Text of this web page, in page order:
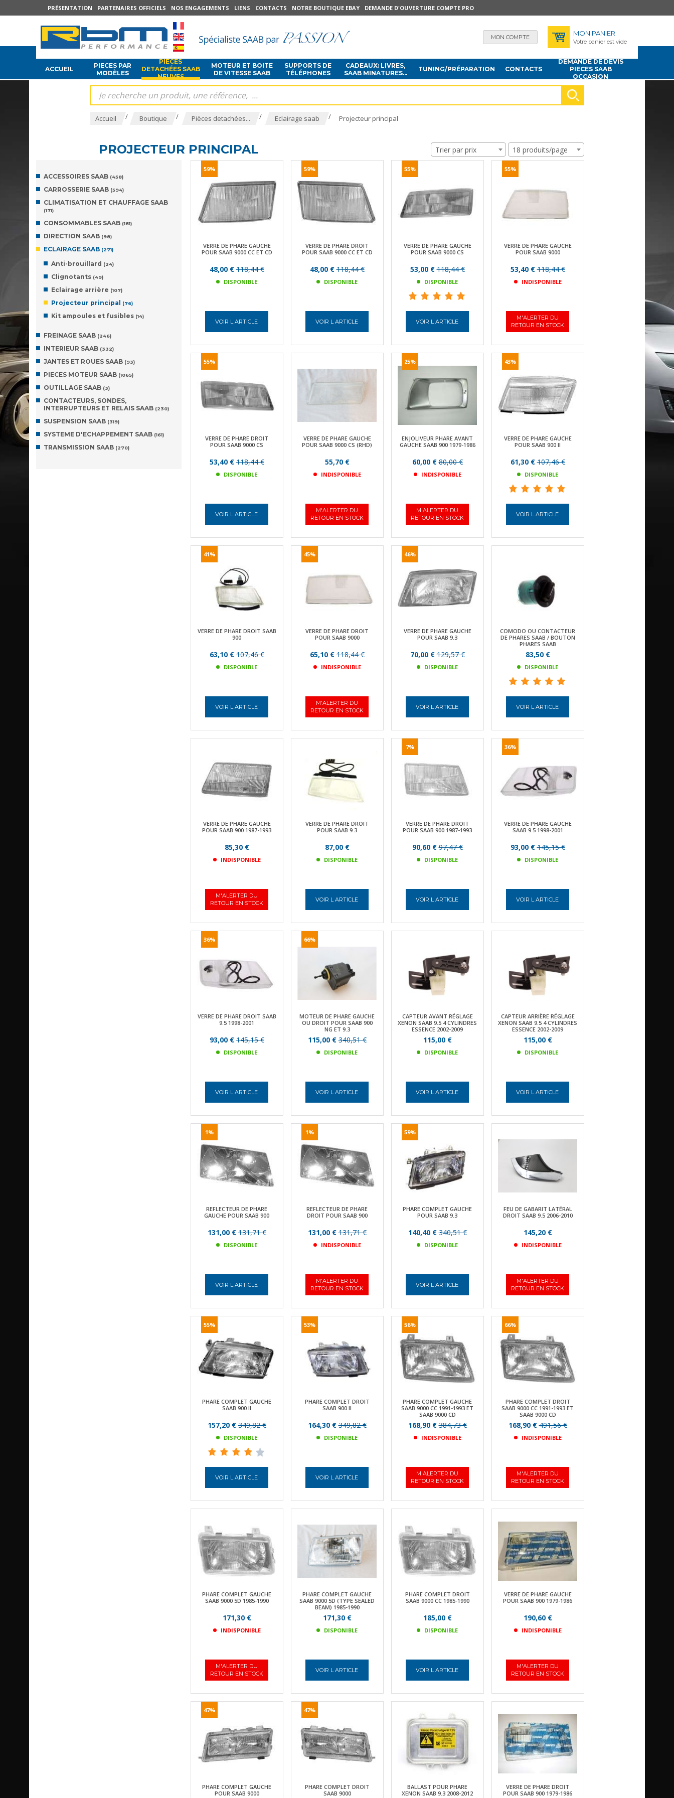
PRÉSENTATION PARTENAIRES OFFICIELS NOS ENGAGEMENTS LIENS CONTACTS NOTRE BOUTIQUE EBAY DEMANDE D'OUVERTURE COMPTE PRO
MON COMPTE MON PANIER
Votre panier est vide
ACCUEIL
PIECES PAR
MODÈLES
PIÈCES
DETACHÉES SAAB
NEUVES
MOTEUR ET BOITE
DE VITESSE SAAB
SUPPORTS DE
TÉLÉPHONES
CADEAUX: LIVRES,
SAAB MINATURES...
TUNING/PRÉPARATION CONTACTS
DEMANDE DE DEVIS
PIECES SAAB
OCCASION
Accueil / Boutique / Pièces detachées... / Eclairage saab / Projecteur principal
PROJECTEUR PRINCIPAL Trier par prix 18 produits/page
ACCESSOIRES SAAB (458)
CARROSSERIE SAAB (594)
CLIMATISATION ET CHAUFFAGE SAAB
(171)
CONSOMMABLES SAAB (181)
DIRECTION SAAB (98)
ECLAIRAGE SAAB (271)
Anti-brouillard (24)
Clignotants (49)
Eclairage arrière (107)
Projecteur principal (76)
Kit ampoules et fusibles (14)
FREINAGE SAAB (246)
INTERIEUR SAAB (332)
JANTES ET ROUES SAAB (93)
PIECES MOTEUR SAAB (1065)
OUTILLAGE SAAB (3)
CONTACTEURS, SONDES,
INTERRUPTEURS ET RELAIS SAAB (230)
SUSPENSION SAAB (319)
SYSTEME D'ECHAPPEMENT SAAB (161)
TRANSMISSION SAAB (270)
59%
VERRE DE PHARE GAUCHE
POUR SAAB 9000 CC ET CD
48,00 €118,44 €
DISPONIBLE
VOIR L ARTICLE
59%
VERRE DE PHARE DROIT
POUR SAAB 9000 CC ET CD
48,00 €118,44 €
DISPONIBLE
VOIR L ARTICLE
55%
VERRE DE PHARE GAUCHE
POUR SAAB 9000 CS
53,00 €118,44 €
DISPONIBLE
VOIR L ARTICLE
55%
VERRE DE PHARE GAUCHE
POUR SAAB 9000
53,40 €118,44 €
INDISPONIBLE
M'ALERTER DU
RETOUR EN STOCK
55%
VERRE DE PHARE DROIT
POUR SAAB 9000 CS
53,40 €118,44 €
DISPONIBLE
VOIR L ARTICLE
VERRE DE PHARE GAUCHE
POUR SAAB 9000 CS (RHD)
55,70 €
INDISPONIBLE
M'ALERTER DU
RETOUR EN STOCK
25%
ENJOLIVEUR PHARE AVANT
GAUCHE SAAB 900 1979-1986
60,00 €80,00 €
INDISPONIBLE
M'ALERTER DU
RETOUR EN STOCK
43%
VERRE DE PHARE GAUCHE
POUR SAAB 900 II
61,30 €107,46 €
DISPONIBLE
VOIR L ARTICLE
41%
VERRE DE PHARE DROIT SAAB
900
63,10 €107,46 €
DISPONIBLE
VOIR L ARTICLE
45%
VERRE DE PHARE DROIT
POUR SAAB 9000
65,10 €118,44 €
INDISPONIBLE
M'ALERTER DU
RETOUR EN STOCK
46%
VERRE DE PHARE GAUCHE
POUR SAAB 9.3
70,00 €129,57 €
DISPONIBLE
VOIR L ARTICLE
COMODO OU CONTACTEUR
DE PHARES SAAB / BOUTON
PHARES SAAB
83,50 €
DISPONIBLE
VOIR L ARTICLE
VERRE DE PHARE GAUCHE
POUR SAAB 900 1987-1993
85,30 €
INDISPONIBLE
M'ALERTER DU
RETOUR EN STOCK
VERRE DE PHARE DROIT
POUR SAAB 9.3
87,00 €
DISPONIBLE
VOIR L ARTICLE
7%
VERRE DE PHARE DROIT
POUR SAAB 900 1987-1993
90,60 €97,47 €
DISPONIBLE
VOIR L ARTICLE
36%
VERRE DE PHARE GAUCHE
SAAB 9.5 1998-2001
93,00 €145,15 €
DISPONIBLE
VOIR L ARTICLE
36%
VERRE DE PHARE DROIT SAAB
9.5 1998-2001
93,00 €145,15 €
DISPONIBLE
VOIR L ARTICLE
66%
MOTEUR DE PHARE GAUCHE
OU DROIT POUR SAAB 900
NG ET 9.3
115,00 €340,51 €
DISPONIBLE
VOIR L ARTICLE
CAPTEUR AVANT RÉGLAGE
XENON SAAB 9.5 4 CYLINDRES
ESSENCE 2002-2009
115,00 €
DISPONIBLE
VOIR L ARTICLE
CAPTEUR ARRIÈRE RÉGLAGE
XENON SAAB 9.5 4 CYLINDRES
ESSENCE 2002-2009
115,00 €
DISPONIBLE
VOIR L ARTICLE
1%
REFLECTEUR DE PHARE
GAUCHE POUR SAAB 900
131,00 €131,71 €
DISPONIBLE
VOIR L ARTICLE
1%
REFLECTEUR DE PHARE
DROIT POUR SAAB 900
131,00 €131,71 €
INDISPONIBLE
M'ALERTER DU
RETOUR EN STOCK
59%
PHARE COMPLET GAUCHE
POUR SAAB 9.3
140,40 €340,51 €
DISPONIBLE
VOIR L ARTICLE
FEU DE GABARIT LATÉRAL
DROIT SAAB 9.5 2006-2010
145,20 €
INDISPONIBLE
M'ALERTER DU
RETOUR EN STOCK
55%
PHARE COMPLET GAUCHE
SAAB 900 II
157,20 €349,82 €
DISPONIBLE
VOIR L ARTICLE
53%
PHARE COMPLET DROIT
SAAB 900 II
164,30 €349,82 €
DISPONIBLE
VOIR L ARTICLE
56%
PHARE COMPLET GAUCHE
SAAB 9000 CC 1991-1993 ET
SAAB 9000 CD
168,90 €384,73 €
INDISPONIBLE
M'ALERTER DU
RETOUR EN STOCK
66%
PHARE COMPLET DROIT
SAAB 9000 CC 1991-1993 ET
SAAB 9000 CD
168,90 €491,56 €
INDISPONIBLE
M'ALERTER DU
RETOUR EN STOCK
PHARE COMPLET GAUCHE
SAAB 9000 5D 1985-1990
171,30 €
INDISPONIBLE
M'ALERTER DU
RETOUR EN STOCK
PHARE COMPLET GAUCHE
SAAB 9000 5D (TYPE SEALED
BEAM) 1985-1990
171,30 €
DISPONIBLE
VOIR L ARTICLE
PHARE COMPLET DROIT
SAAB 9000 CC 1985-1990
185,00 €
DISPONIBLE
VOIR L ARTICLE
VERRE DE PHARE GAUCHE
POUR SAAB 900 1979-1986
190,60 €
INDISPONIBLE
M'ALERTER DU
RETOUR EN STOCK
47%
PHARE COMPLET GAUCHE
POUR SAAB 9000
47%
PHARE COMPLET DROIT
SAAB 9000
BALLAST POUR PHARE
XENON SAAB 9.3 2008-2012
VERRE DE PHARE DROIT
POUR SAAB 900 1979-1986